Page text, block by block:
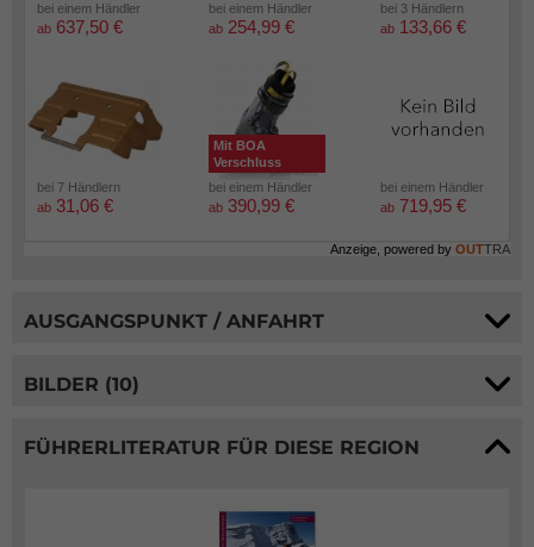
bei einem Händler
ab 637,50 €
bei einem Händler
ab 254,99 €
bei 3 Händlern
ab 133,66 €
bei 7 Händlern
ab 31,06 €
Mit BOA
Verschluss
bei einem Händler
ab 390,99 €
bei einem Händler
ab 719,95 €
Anzeige, powered by OUTTRA
AUSGANGSPUNKT / ANFAHRT
BILDER (10)
FÜHRERLITERATUR FÜR DIESE REGION